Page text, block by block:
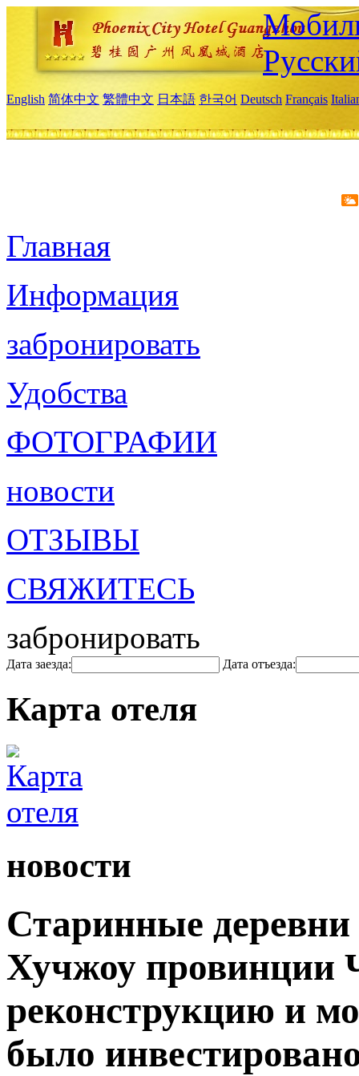
English 简体中文 繁體中文 日本語 한국어 Deutsch Français
Главная
Информация
забронировать
Удобства
ФОТОГРАФИИ
новости
ОТЗЫВЫ
СВЯЖИТЕСЬ
забронировать
Дата заезда: Дата отъезда:
Карта отеля
новости
Старинные деревни
Хучжоу провинции
реконструкцию и
было